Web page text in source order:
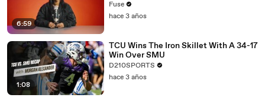
6:59
with The Weeknd
Fuse
hace 3 años
1:08
TCU Wins The Iron Skillet With A 34-17
Win Over SMU
D210SPORTS
hace 3 años